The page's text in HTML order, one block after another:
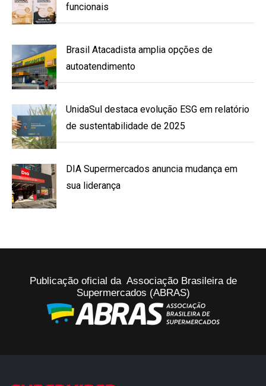
funcionais
Brasil Atacadista amplia opções de
autoatendimento
UnidaSul destaca evolução ESG em relatório
de sustentabilidade de 2025
DIA Supermercados anuncia mudança em
sua liderança
Publicação oficial da Associação Brasileira de
Supermercados (ABRAS)